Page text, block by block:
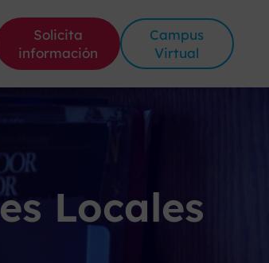
Solicita
información
Campus
Virtual
Locales